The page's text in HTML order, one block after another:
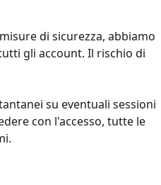
di sicurezza, abbiamo
gli account. Il rischio di
su eventuali sessioni
con l'accesso, tutte le